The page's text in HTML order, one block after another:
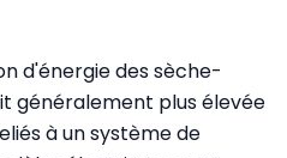
d'énergie des sèche-
généralement plus élevée
à un système de